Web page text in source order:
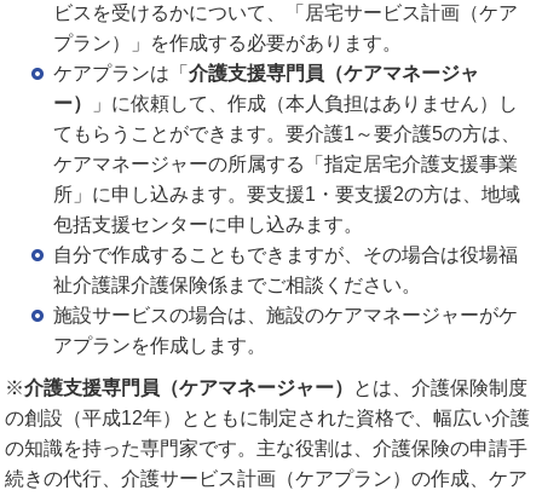
ビスを受けるかについて、「居宅サービス計画（ケア
プラン）」を作成する必要があります。
ケアプランは「介護支援専門員（ケアマネージャ
ー）
」に依頼して、作成（本人負担はありません）し
てもらうことができます。要介護1～要介護5の方は、
ケアマネージャーの所属する「指定居宅介護支援事業
所」に申し込みます。要支援1・要支援2の方は、地域
包括支援センターに申し込みます。
自分で作成することもできますが、その場合は役場福
祉介護課介護保険係までご相談ください。
施設サービスの場合は、施設のケアマネージャーがケ
アプランを作成します。
※介護支援専門員（ケアマネージャー） とは、介護保険制度
の創設（平成12年）とともに制定された資格で、幅広い介護
の知識を持った専門家です。主な役割は、介護保険の申請手
続きの代行、介護サービス計画（ケアプラン）の作成、ケア